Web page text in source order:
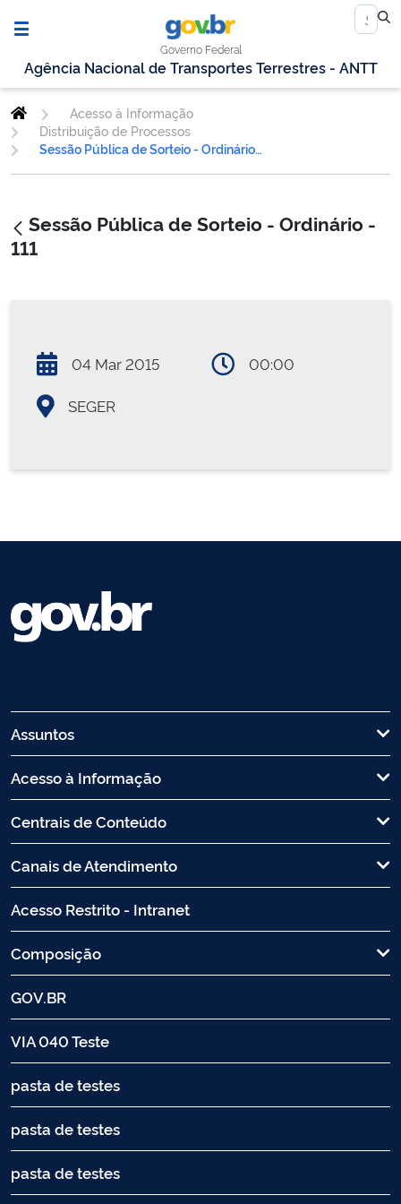
Governo Federal
Agência Nacional de Transportes Terrestres - ANTT
Acesso à Informação
Distribuição de Processos
Sessão Pública de Sorteio - Ordinário - 111
Sessão Pública de Sorteio - Ordinário -
111
04 Mar 2015 00:00
SEGER
Assuntos
Acesso à Informação
Centrais de Conteúdo
Canais de Atendimento
Acesso Restrito - Intranet
Composição
GOV.BR
VIA 040 Teste
pasta de testes
pasta de testes
pasta de testes